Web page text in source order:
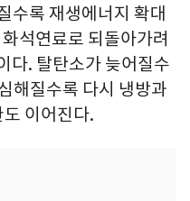
수록 재생에너지 확대
석연료로 되돌아가려
다. 탈탄소가 늦어질수
해질수록 다시 냉방과
이어진다.